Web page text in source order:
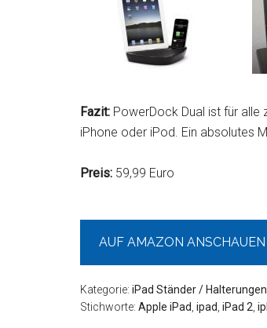
Fazit: PowerDock Dual ist für alle
iPhone oder iPod. Ein absolutes
Preis: 59,99 Euro
AUF AMAZON ANSCHAUEN
Kategorie: iPad Ständer / Halterungen
Stichworte: Apple iPad ipad iPad 2